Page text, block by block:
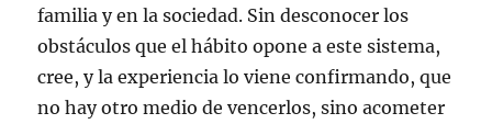
familia y en la sociedad. Sin desconocer los
obstáculos que el hábito opone a este sistema,
cree, y la experiencia lo viene confirmando, que
no hay otro medio de vencerlos, sino acometer